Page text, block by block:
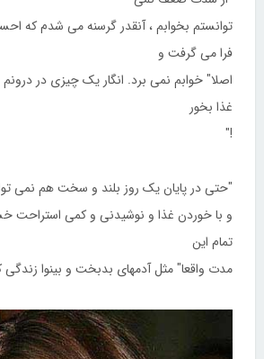
توانستم بخوابم ، آنقدر گرسنه می شدم که
فرا می گرفت و
اصلا" خوابم نمی برد. انگار یک چیزی در
غذا بخور
!"
"حتی در پایان یک روز بلند و سخت هم نمی
و با خوردن غذا و نوشیدنی و کمی استراحت
تمام این
مدت واقعا" مثل آدمهای بدبخت و بینوا زندگی